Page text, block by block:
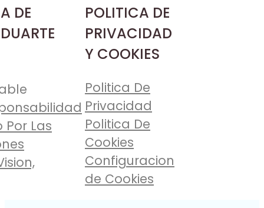
DE
Por Las
POLITICA DE
PRIVACIDAD
Y COOKIES
Politica De
Privacidad
Politica De
Cookies
Configuracion
de Cookies